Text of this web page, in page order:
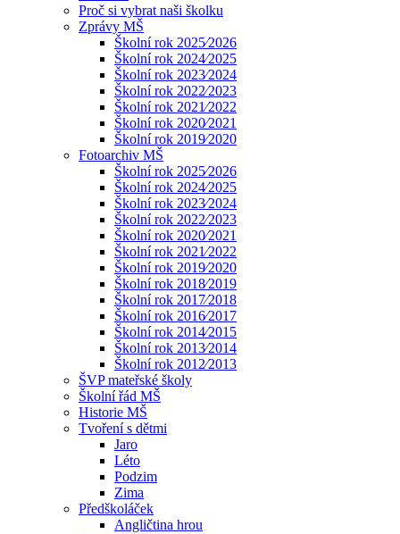
Proč si vybrat naši školku
Zprávy MŠ
Školní rok 2025⁄2026
Školní rok 2024⁄2025
Školní rok 2023⁄2024
Školní rok 2022⁄2023
Školní rok 2021⁄2022
Školní rok 2020⁄2021
Školní rok 2019⁄2020
Fotoarchiv MŠ
Školní rok 2025⁄2026
Školní rok 2024⁄2025
Školní rok 2023⁄2024
Školní rok 2022⁄2023
Školní rok 2020⁄2021
Školní rok 2021⁄2022
Školní rok 2019⁄2020
Školní rok 2018⁄2019
Školní rok 2017⁄2018
Školní rok 2016⁄2017
Školní rok 2014⁄2015
Školní rok 2013⁄2014
Školní rok 2012⁄2013
ŠVP mateřské školy
Školní řád MŠ
Historie MŠ
Tvoření s dětmi
Jaro
Léto
Podzim
Zima
Předškoláček
Angličtina hrou